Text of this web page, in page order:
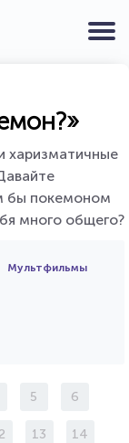
харизматичные
бы покемоном
много общего?
Мультфильмы
5 6
13 14